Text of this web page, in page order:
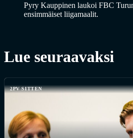
Pyry Kauppinen laukoi FBC
ensimmäiset liigamaalit.
Lue seuraavaksi
2PV SITTEN